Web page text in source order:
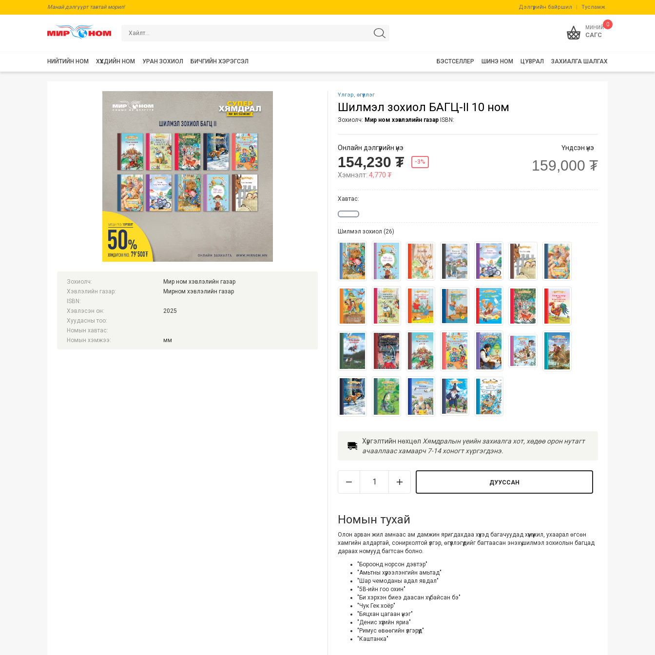
Манай дэлгүүрт тавтай морил! Дэлгүүрийн байршил | Тусламж
0
МИНИЙ
САГС
НИЙТИЙН НОМ ХҮҮХДИЙН НОМ УРАН ЗОХИОЛ БИЧГИЙН ХЭРЭГСЭЛ ЗАХИАЛГА ШАЛГАХ
ЦУВРАЛ
ШИНЭ НОМ
БЭСТСЕЛЛЕР
Зохиолч:
Мир ном хэвлэлийн газар
Хэвлэлийн газар:
Мирном хэвлэлийн газар
ISBN:
Хэвлэсэн он:
2025
Хуудасны тоо:
Номын хавтас:
Номын хэмжээ:
мм
Үлгэр, өгүүллэг
Шилмэл зохиол БАГЦ-II 10 ном
Зохиолч: Мир ном хэвлэлийн газар ISBN:
Онлайн дэлгүүрийн үнэ
154,230 ₮ -3%
Хэмнэлт: 4,770 ₮
Үндсэн үнэ
159,000 ₮
Хавтас:
Шилмэл зохиол (26)
Хүргэлтийн нөхцөл Хямдралын үеийн захиалга хот, хөдөө орон нутагт
ачааллаас хамаарч 7-14 хоногт хүргэгдэнэ.
ДУУССАН
Номын тухай
Олон арван жил амнаас ам дамжин яригдахдаа хүүхэд багачуудад хүмүүжил, ухаарал өгсөн
хамгийн алдартай, сонирхолтой үлгэр, өгүүллэгүүдийг багтаасан энэхүү шилмэл зохиолын багцад
дараах номууд багтсан болно.
"Бороонд норсон дэвтэр"
"Амьтны хүрээлэнгийн амьтад"
"Шар чемоданы адал явдал"
"5В-ийн гоо охин"
"Би хэрхэн биеэ даасан хүү байсан бэ"
"Чук Гек хоёр"
"Бяцхан цагаан үнэг"
"Денис хүүгийн яриа"
"Римус өвөөгийн үлгэрүүд"
"Каштанка"